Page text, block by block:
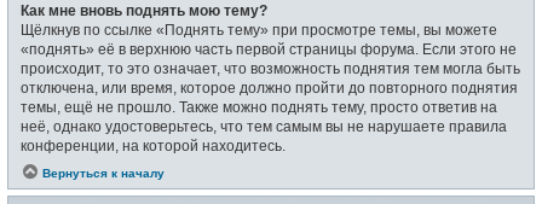
Как мне вновь поднять мою тему?
Щёлкнув по ссылке «Поднять тему» при просмотре темы, вы можете
«поднять» её в верхнюю часть первой страницы форума. Если этого не
происходит, то это означает, что возможность поднятия тем могла быть
отключена, или время, которое должно пройти до повторного поднятия
темы, ещё не прошло. Также можно поднять тему, просто ответив на
неё, однако удостоверьтесь, что тем самым вы не нарушаете правила
конференции, на которой находитесь.
Вернуться к началу